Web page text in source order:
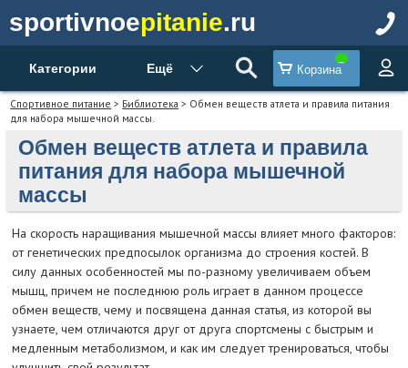
sportivnoepitanie.ru
Категории Ещё Корзина
Спортивное питание > Библиотека > Обмен веществ атлета и правила питания
для набора мышечной массы.
Обмен веществ атлета и правила
питания для набора мышечной
массы
На скорость наращивания мышечной массы влияет много факторов:
от генетических предпосылок организма до строения костей. В
силу данных особенностей мы по-разному увеличиваем объем
мышц, причем не последнюю роль играет в данном процессе
обмен веществ, чему и посвящена данная статья, из которой вы
узнаете, чем отличаются друг от друга спортсмены с быстрым и
медленным метаболизмом, и как им следует тренироваться, чтобы